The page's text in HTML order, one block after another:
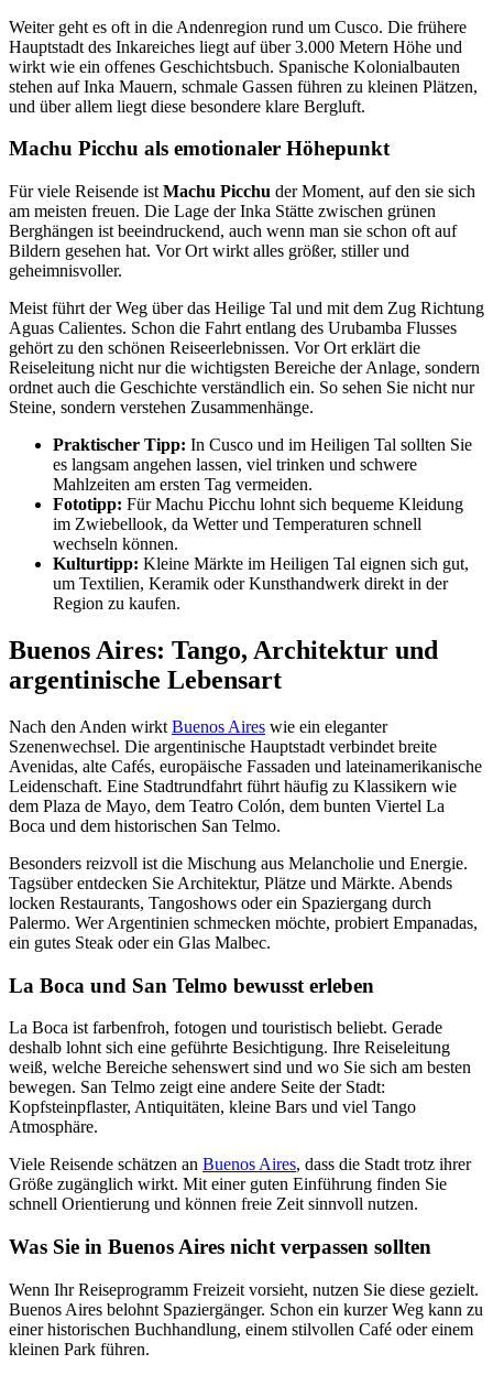
Weiter geht es oft in die Andenregion rund um Cusco. Die frühere
Hauptstadt des Inkareiches liegt auf über 3.000 Metern Höhe und
wirkt wie ein offenes Geschichtsbuch. Spanische Kolonialbauten
stehen auf Inka Mauern, schmale Gassen führen zu kleinen Plätzen,
und über allem liegt diese besondere klare Bergluft.
Machu Picchu als emotionaler Höhepunkt
Für viele Reisende ist Machu Picchu der Moment, auf den sie sich
am meisten freuen. Die Lage der Inka Stätte zwischen grünen
Berghängen ist beeindruckend, auch wenn man sie schon oft auf
Bildern gesehen hat. Vor Ort wirkt alles größer, stiller und
geheimnisvoller.
Meist führt der Weg über das Heilige Tal und mit dem Zug Richtung
Aguas Calientes. Schon die Fahrt entlang des Urubamba Flusses
gehört zu den schönen Reiseerlebnissen. Vor Ort erklärt die
Reiseleitung nicht nur die wichtigsten Bereiche der Anlage, sondern
ordnet auch die Geschichte verständlich ein. So sehen Sie nicht nur
Steine, sondern verstehen Zusammenhänge.
Praktischer Tipp: In Cusco und im Heiligen Tal sollten Sie
es langsam angehen lassen, viel trinken und schwere
Mahlzeiten am ersten Tag vermeiden.
Fototipp: Für Machu Picchu lohnt sich bequeme Kleidung
im Zwiebellook, da Wetter und Temperaturen schnell
wechseln können.
Kulturtipp: Kleine Märkte im Heiligen Tal eignen sich gut,
um Textilien, Keramik oder Kunsthandwerk direkt in der
Region zu kaufen.
Buenos Aires: Tango, Architektur und
argentinische Lebensart
Nach den Anden wirkt Buenos Aires wie ein eleganter
Szenenwechsel. Die argentinische Hauptstadt verbindet breite
Avenidas, alte Cafés, europäische Fassaden und lateinamerikanische
Leidenschaft. Eine Stadtrundfahrt führt häufig zu Klassikern wie
dem Plaza de Mayo, dem Teatro Colón, dem bunten Viertel La
Boca und dem historischen San Telmo.
Besonders reizvoll ist die Mischung aus Melancholie und Energie.
Tagsüber entdecken Sie Architektur, Plätze und Märkte. Abends
locken Restaurants, Tangoshows oder ein Spaziergang durch
Palermo. Wer Argentinien schmecken möchte, probiert Empanadas,
ein gutes Steak oder ein Glas Malbec.
La Boca und San Telmo bewusst erleben
La Boca ist farbenfroh, fotogen und touristisch beliebt. Gerade
deshalb lohnt sich eine geführte Besichtigung. Ihre Reiseleitung
weiß, welche Bereiche sehenswert sind und wo Sie sich am besten
bewegen. San Telmo zeigt eine andere Seite der Stadt:
Kopfsteinpflaster, Antiquitäten, kleine Bars und viel Tango
Atmosphäre.
Viele Reisende schätzen an Buenos Aires, dass die Stadt trotz ihrer
Größe zugänglich wirkt. Mit einer guten Einführung finden Sie
schnell Orientierung und können freie Zeit sinnvoll nutzen.
Was Sie in Buenos Aires nicht verpassen sollten
Wenn Ihr Reiseprogramm Freizeit vorsieht, nutzen Sie diese gezielt.
Buenos Aires belohnt Spaziergänger. Schon ein kurzer Weg kann zu
einer historischen Buchhandlung, einem stilvollen Café oder einem
kleinen Park führen.